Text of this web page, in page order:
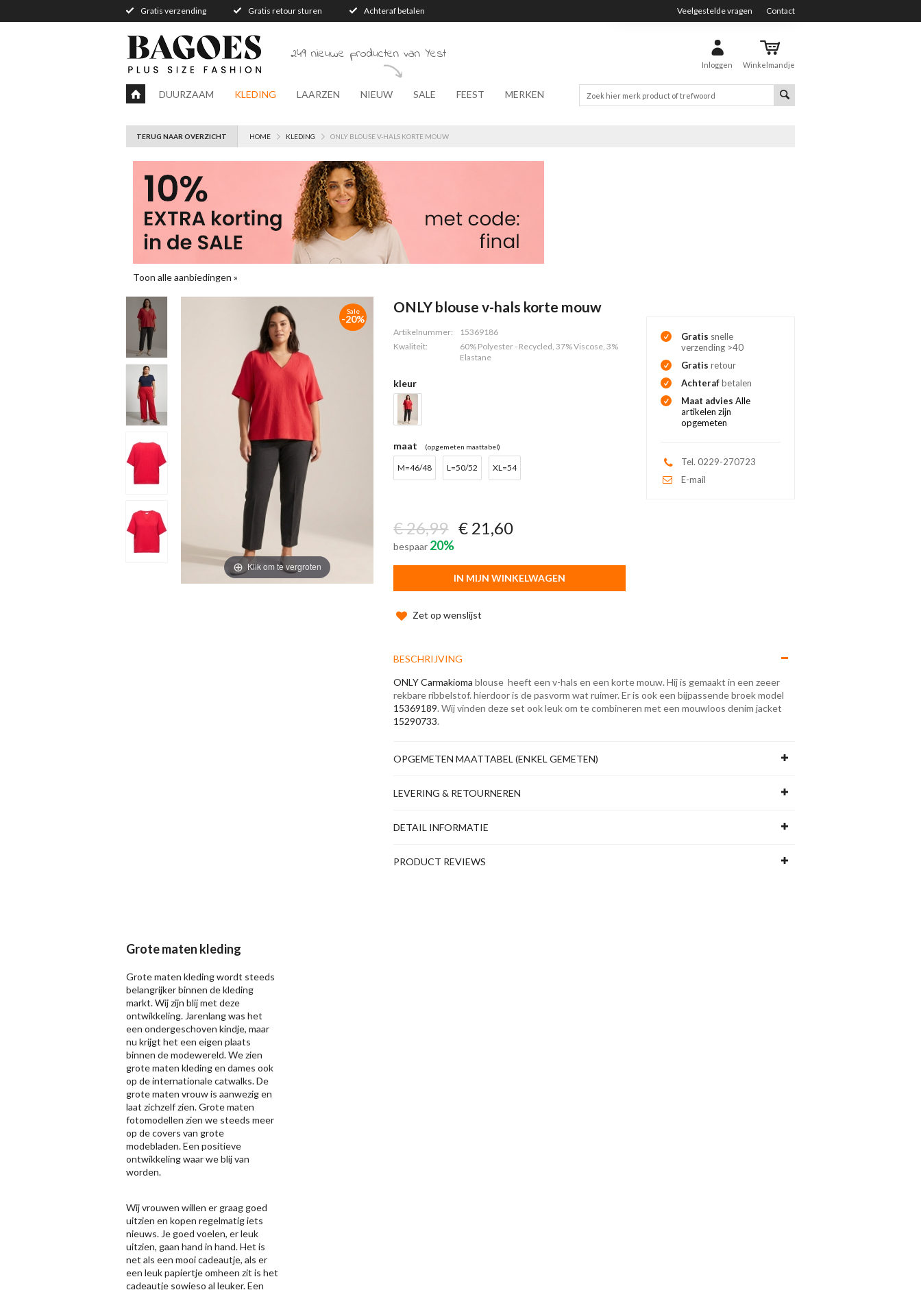
Gratis verzending Gratis retour sturen Achteraf betalen Veelgestelde vragen Contact
Inloggen Winkelmandje
249 nieuwe producten van Yest
DUURZAAM KLEDING LAARZEN NIEUW SALE FEEST MERKEN
TERUG NAAR OVERZICHT HOME KLEDING ONLY BLOUSE V-HALS KORTE MOUW
Toon alle aanbiedingen »
Klik om te vergroten
Sale
-20%
ONLY blouse v-hals korte mouw
Artikelnummer:
15369186
Kwaliteit:
60% Polyester - Recycled, 37% Viscose, 3%
Elastane
kleur
maat (opgemeten maattabel)
M=46/48 L=50/52 XL=54
€ 26,99 € 21,60
bespaar 20%
IN MIJN WINKELWAGEN
Zet op wenslijst
Gratis snelle
verzending >40
Gratis retour
Achterafbetalen
Maat adviesAlle
artikelen zijn
opgemeten
Tel. 0229-270723
E-mail
BESCHRIJVING
ONLY Carmakioma blouse heeft een v-hals en een korte mouw. Hij is gemaakt in een zeeer
rekbare ribbelstof. hierdoor is de pasvorm wat ruimer. Er is ook een bijpassende broek model
15369189. Wij vinden deze set ook leuk om te combineren met een mouwloos denim jacket
15290733.
OPGEMETEN MAATTABEL (ENKEL GEMETEN)
LEVERING & RETOURNEREN
DETAIL INFORMATIE
PRODUCT REVIEWS
Grote maten kleding
Grote maten kleding wordt steeds
belangrijker binnen de kleding
markt. Wij zijn blij met deze
ontwikkeling. Jarenlang was het
een ondergeschoven kindje, maar
nu krijgt het een eigen plaats
binnen de modewereld. We zien
grote maten kleding en dames ook
op de internationale catwalks. De
grote maten vrouw is aanwezig en
laat zichzelf zien. Grote maten
fotomodellen zien we steeds meer
op de covers van grote
modebladen. Een positieve
ontwikkeling waar we blij van
worden.
Wij vrouwen willen er graag goed
uitzien en kopen regelmatig iets
nieuws. Je goed voelen, er leuk
uitzien, gaan hand in hand. Het is
net als een mooi cadeautje, als er
een leuk papiertje omheen zit is het
cadeautje sowieso al leuker. Een